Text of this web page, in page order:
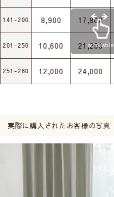
141-200 8,900 17,800
201-250 10,600 21,200
251-280 12,000 24,000
scrollable
実際に購入されたお客様の写真